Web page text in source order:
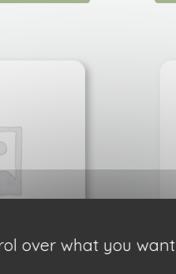
over what you